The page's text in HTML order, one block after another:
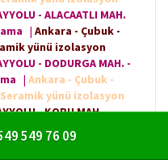
- ALACAATLI MAH.
| Ankara - Çubuk -
yünü izolasyon
- DODURGA MAH. -
| Ankara - Çubuk -
Seramik yünü izolasyon
- KORU MAH. -
| Ankara - Çubuk -
KIŞLALI MAH. -
549 76 09